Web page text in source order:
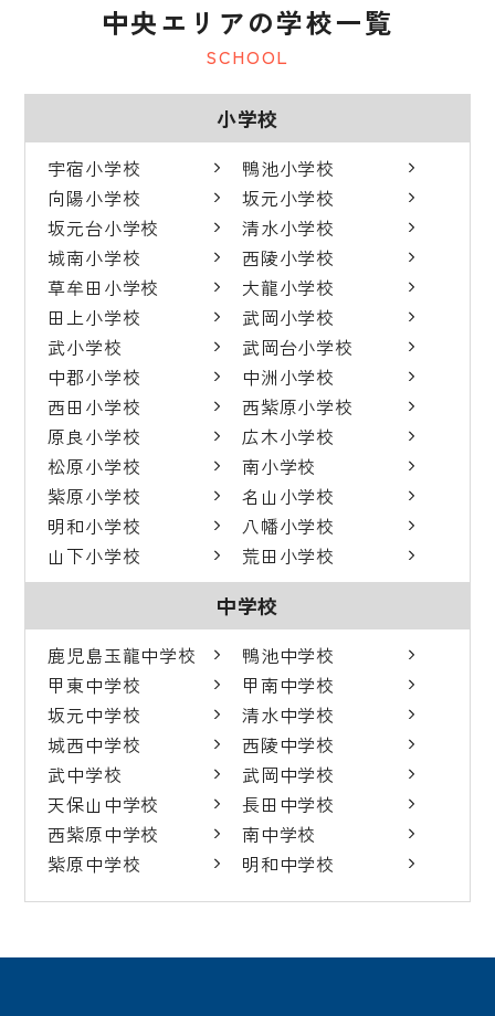
SCHOOL
中央エリアの学校一覧
小学校
宇宿小学校
鴨池小学校
向陽小学校
坂元小学校
坂元台小学校
清水小学校
城南小学校
西陵小学校
草牟田小学校
大龍小学校
田上小学校
武岡小学校
武小学校
武岡台小学校
中郡小学校
中洲小学校
西田小学校
西紫原小学校
原良小学校
広木小学校
松原小学校
南小学校
紫原小学校
名山小学校
明和小学校
八幡小学校
山下小学校
荒田小学校
中学校
鹿児島玉龍中学校
鴨池中学校
甲東中学校
甲南中学校
坂元中学校
清水中学校
城西中学校
西陵中学校
武中学校
武岡中学校
天保山中学校
長田中学校
西紫原中学校
南中学校
紫原中学校
明和中学校